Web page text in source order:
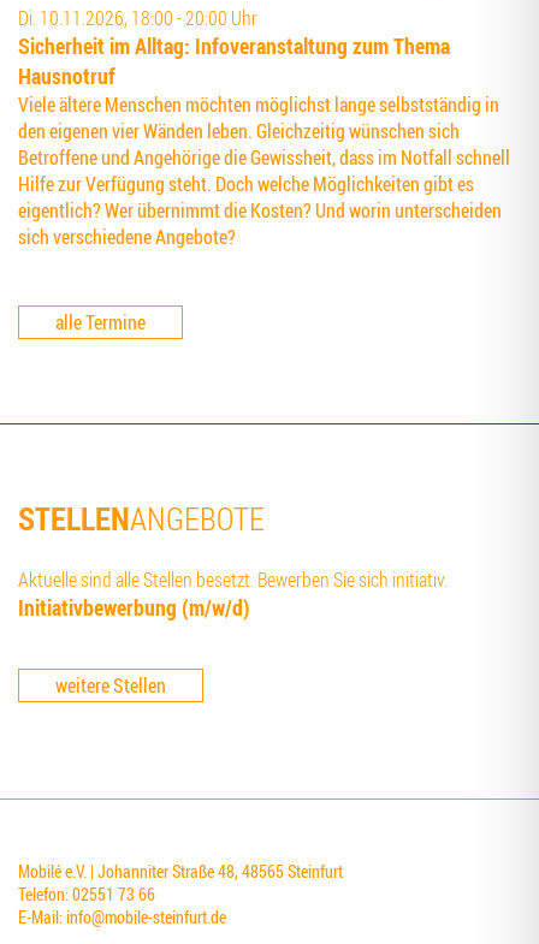
Di. 10.11.2026, 18:00 - 20:00 Uhr
Sicher­heit im All­tag: Info­ver­an­stal­tung zum The­ma
Hausnotruf
Viele ältere Menschen möchten möglichst lange selbstständig in
den eigenen vier Wänden leben. Gleichzeitig wünschen sich
Betroffene und Angehörige die Gewissheit, dass im Notfall schnell
Hilfe zur Verfügung steht. Doch welche Möglichkeiten gibt es
eigentlich? Wer übernimmt die Kosten? Und worin unterscheiden
sich verschiedene Angebote?
alle Termine
STELLENANGEBOTE
Aktuelle sind alle Stellen besetzt. Bewerben Sie sich initiativ.
Initia­tiv­be­wer­bung (m/w/d)
weitere Stellen
Mobilé e.V. | Johanniter Straße 48, 48565 Steinfurt
Telefon: 02551 73 66
E-Mail:info@mobile-steinfurt.de